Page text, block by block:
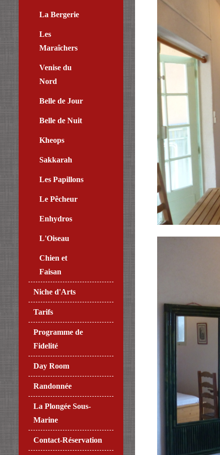
La Bergerie
Les
Maraîchers
Venise du
Nord
Belle de Jour
Belle de Nuit
Kheops
Sakkarah
Les Papillons
Le Pêcheur
Enhydros
L'Oiseau
Chien et
Faisan
Niche d'Arts
Tarifs
Programme de
Fidelité
Day Room
Randonnée
La Plongée Sous-
Marine
Contact-Réservation